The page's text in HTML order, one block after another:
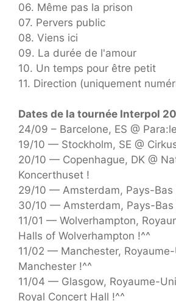
06. Même pas la prison
07. Pervers public
08. Viens ici
09. La durée de l'amour
10. Un temps pour être petit
11. Direction (uniquement
Dates de la tournée Interpol
24/09 – Barcelone, ES @
19/10 — Stockholm, SE @
20/10 — Copenhague, DK @
Koncerthuset !
29/10 — Amsterdam, Pays-Bas
30/10 — Amsterdam, Pays-Bas
11/01 — Wolverhampton,
Halls of Wolverhampton !^^
11/02 — Manchester,
Manchester !^^
11/04 — Glasgow, Royaume-
Royal Concert Hall !^^